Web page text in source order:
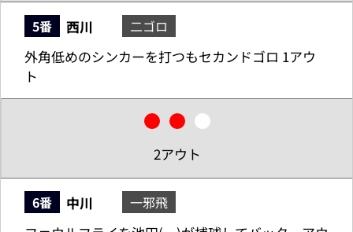
5番 西川 二ゴロ
外角低めのシンカーを打つもセカンドゴロ 1アウ
ト
2アウト
6番 中川 一邪飛